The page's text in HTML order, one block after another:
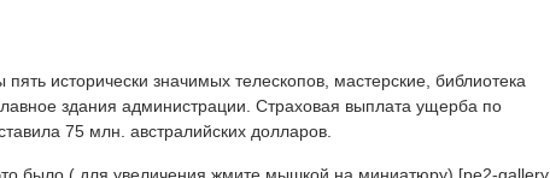
исторически значимых телескопов, мастерские, библиотека
здания администрации. Страховая выплата ущерба по
75 млн. австралийских долларов.